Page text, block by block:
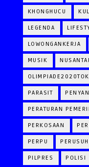
KHONGHUCU
LEGENDA
LOWONGANKERJA
MUSIK
PARASIT
PERATURAN
PERKOSAAN
PERPU PERUSUH
PILPRES POLISI